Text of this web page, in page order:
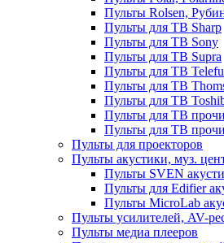
Пульты Rolsen,
Пульты для ТВ Sharp
Пульты для ТВ Sony
Пульты для ТВ Supra
Пульты для ТВ
Пульты для ТВ
Пульты для ТВ
Пульты для ТВ
Пульты для ТВ
Пульты для проекторов
Пульты акустики, муз.
Пульты SVEN
Пульты для Edifier
Пульты MicroLab
Пульты усилителей, AV-
Пульты медиа плееров